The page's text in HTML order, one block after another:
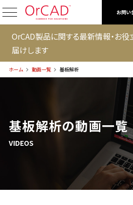
お問い
OrCAD製品に関する最新情報・お
届けします
ホーム 動画一覧 基板解析
基板解析の動画一覧
VIDEOS